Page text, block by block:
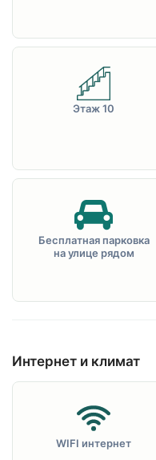
Этаж 10
Бесплатная парковка
на улице рядом
Интернет и климат
WIFI интернет